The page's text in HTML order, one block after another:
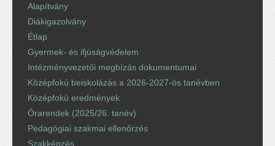
Alapítvány
Diákigazolvány
Étlap
Gyermek- és ifjúságvédelem
Intézményvezetői megbízás dokumentumai
Középfokú beiskolázás a 2026-2027-ös tanévben
Középfokú eredmények
Órarendek (2025/26. tanév)
Pedagógiai szakmai ellenőrzés
Szakképzés